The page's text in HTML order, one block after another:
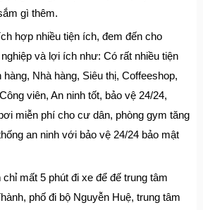
gì thêm.
hợp nhiều tiện ích, đem đến cho
và lợi ích như: Có rất nhiều tiện
Nhà hàng, Siêu thị, Coffeeshop,
viên, An ninh tốt, bảo vệ 24/24,
miễn phí cho cư dân, phòng gym tăng
an ninh với bảo vệ 24/24 bảo mật
mất 5 phút đi xe để đế trung tâm
phố đi bộ Nguyễn Huệ, trung tâm